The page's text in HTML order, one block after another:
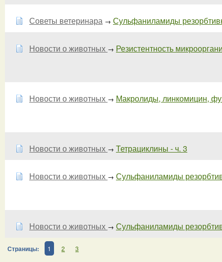
Советы ветеринара → Сульфаниламиды
Новости о животных → Резистентность
Новости о животных → Макролиды, линкомицин,
Новости о животных → Тетрациклины - ч. 3
Новости о животных → Сульфаниламиды
Новости о животных → Сульфаниламиды
Страницы: 1 2 3